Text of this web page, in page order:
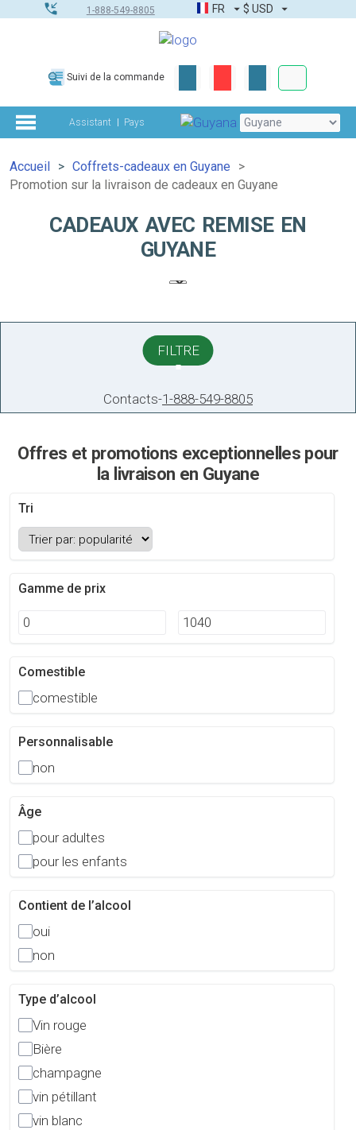
1-888-549-8805 FR $ USD
Suivi de la commande
Assistant Pays
Accueil
Coffrets-cadeaux en Guyane
Promotion sur la livraison de cadeaux en Guyane
CADEAUX AVEC REMISE EN
GUYANE
FILTRE
Contacts-1-888-549-8805
Offres et promotions exceptionnelles pour
la livraison en Guyane
Tri
Gamme de prix
Comestible
comestible
Personnalisable
non
Âge
pour adultes
pour les enfants
Contient de l’alcool
oui
non
Type d’alcool
Vin rouge
Bière
champagne
vin pétillant
vin blanc